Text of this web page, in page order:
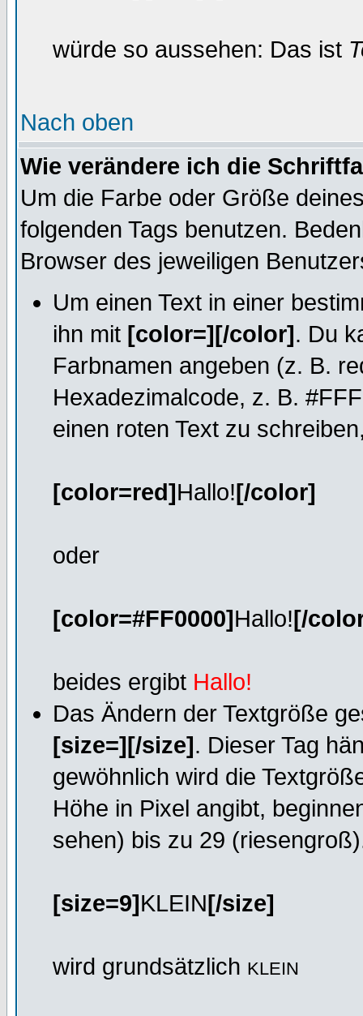
würde so aussehen: Das ist
Nach oben
Wie verändere ich die
Um die Farbe oder Größe
folgenden Tags benutzen.
Browser des jeweiligen
Um einen Text in einer
ihn mit [color=][/color]. Du
Farbnamen angeben (z. B.
Hexadezimalcode, z. B.
einen roten Text zu
[color=red]Hallo![/color]
oder
[color=#FF0000]Hallo![/
beides ergibt Hallo!
Das Ändern der Textgröße
[size=][/size]. Dieser Tag
gewöhnlich wird die
Höhe in Pixel angibt,
sehen) bis zu 29
[size=9]KLEIN[/size]
wird grundsätzlich KLEIN